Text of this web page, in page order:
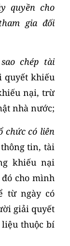
quyền cho
gia đối
chép tài
khiếu
nại, trừ
nhà nước;
chức có liên
tin, tài
khiếu nại
cho mình
từ ngày có
giải quyết
thuộc bí